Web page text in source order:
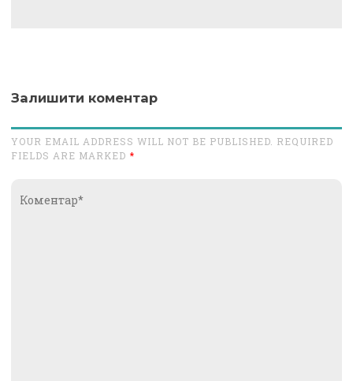
Залишити коментар
YOUR EMAIL ADDRESS WILL NOT BE PUBLISHED. REQUIRED
FIELDS ARE MARKED *